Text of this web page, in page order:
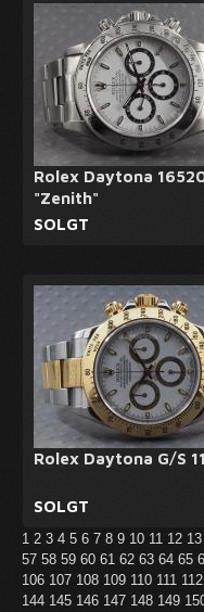
Rolex Daytona
"Zenith"
SOLGT
Rolex Daytona G/S
SOLGT
1 2 3 4 5 6 7 8 9 10 11 12 13
57 58 59 60 61 62 63 64 65
106 107 108 109 110 111 112
144 145 146 147 148 149